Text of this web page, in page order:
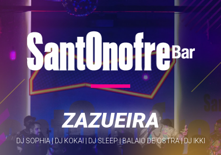
ZAZUEIRA
DJ SOPHIA | DJ KOKAI | DJ SLEEP | BALAIO DE OSTRA | DJ IKKI